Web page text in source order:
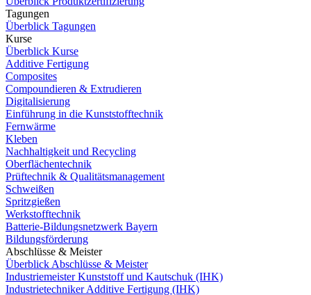
Tagungen
Überblick Tagungen
Kurse
Überblick Kurse
Additive Fertigung
Composites
Compoundieren & Extrudieren
Digitalisierung
Einführung in die Kunststofftechnik
Fernwärme
Kleben
Nachhaltigkeit und Recycling
Oberflächentechnik
Prüftechnik & Qualitätsmanagement
Schweißen
Spritzgießen
Werkstofftechnik
Batterie-Bildungsnetzwerk Bayern
Bildungsförderung
Abschlüsse & Meister
Überblick Abschlüsse & Meister
Industriemeister Kunststoff und Kautschuk (IHK)
Industrietechniker Additive Fertigung (IHK)